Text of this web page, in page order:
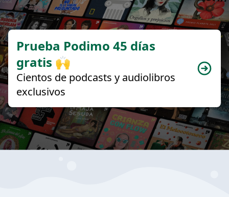
Prueba Podimo 45 días
gratis 🙌
Cientos de podcasts y audiolibros
exclusivos